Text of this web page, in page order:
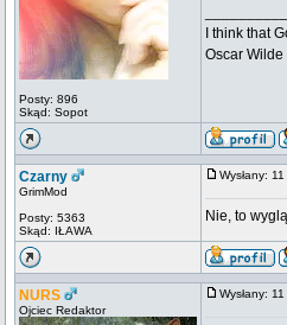
Posty: 896
Skąd: Sopot
I think that
Oscar Wilde
Czarny
GrimMod
Posty: 5363
Skąd: IŁAWA
Wysłany:
Nie, to
NURS
Ojciec Redaktor
Wysłany: